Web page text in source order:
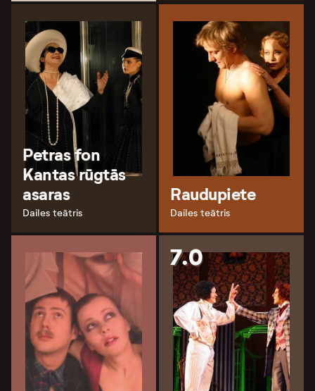
Petras fon
Kantas rūgtās
asaras
Dailes teātris
Raudupiete
Dailes teātris
7.0